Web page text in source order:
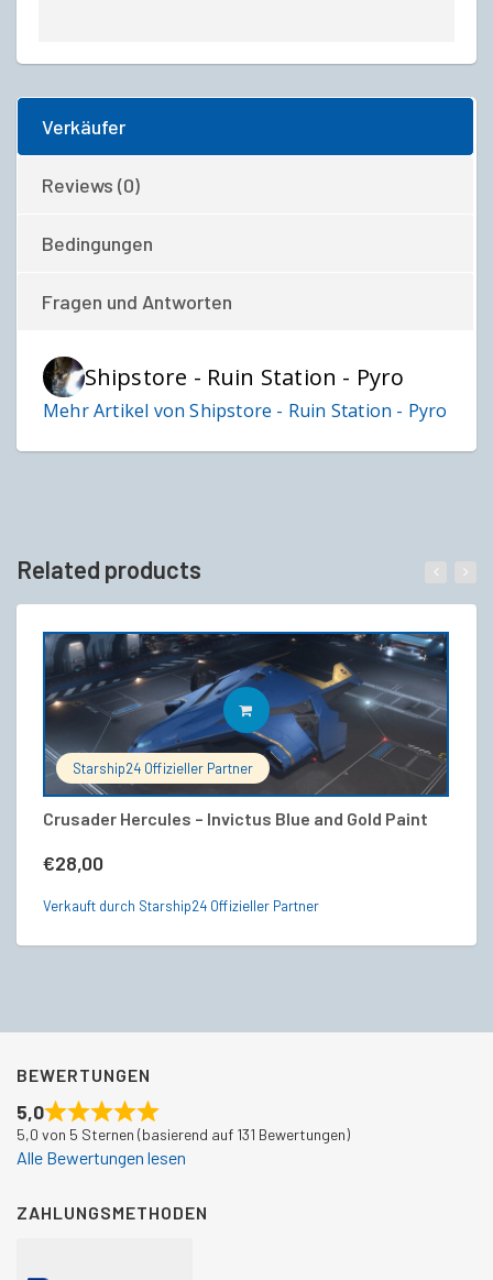
Verkäufer
Reviews (0)
Bedingungen
Fragen und Antworten
Shipstore - Ruin Station - Pyro
Mehr Artikel von Shipstore - Ruin Station - Pyro
Related products
Starship24 Offizieller Partner
Crusader Hercules – Invictus Blue and Gold Paint
€28,00
IN DEN WARENKORB
Verkauft durch Starship24 Offizieller Partner
BEWERTUNGEN
5,0
5,0 von 5 Sternen (basierend auf 131 Bewertungen)
Alle Bewertungen lesen
ZAHLUNGSMETHODEN